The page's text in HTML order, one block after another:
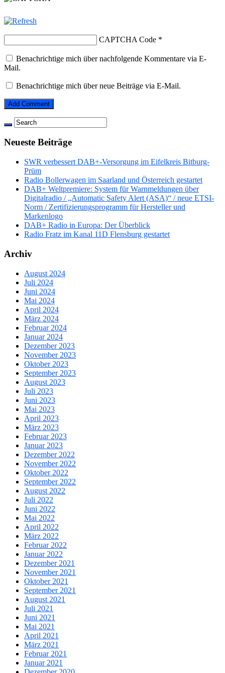
CAPTCHA Code *
Benachrichtige mich über nachfolgende Kommentare via E-
Mail.
Benachrichtige mich über neue Beiträge via E-Mail.
Neueste Beiträge
SWR verbessert DAB+-Versorgung im Eifelkreis Bitburg-
Prüm
Radio Bollerwagen im Saarland und Österreich gestartet
DAB+ Weltpremiere: System für Warnmeldungen über
Digitalradio / „Automatic Safety Alert (ASA)“ / neue ETSI-
Norm / Zertifizierungsprogramm für Hersteller und
Markenlogo
DAB+ Radio in Europa: Der Überblick
Radio Fratz im Kanal 11D Flensburg gestartet
Archiv
August 2024
Juli 2024
Juni 2024
Mai 2024
April 2024
März 2024
Februar 2024
Januar 2024
Dezember 2023
November 2023
Oktober 2023
September 2023
August 2023
Juli 2023
Juni 2023
Mai 2023
April 2023
März 2023
Februar 2023
Januar 2023
Dezember 2022
November 2022
Oktober 2022
September 2022
August 2022
Juli 2022
Juni 2022
Mai 2022
April 2022
März 2022
Februar 2022
Januar 2022
Dezember 2021
November 2021
Oktober 2021
September 2021
August 2021
Juli 2021
Juni 2021
Mai 2021
April 2021
März 2021
Februar 2021
Januar 2021